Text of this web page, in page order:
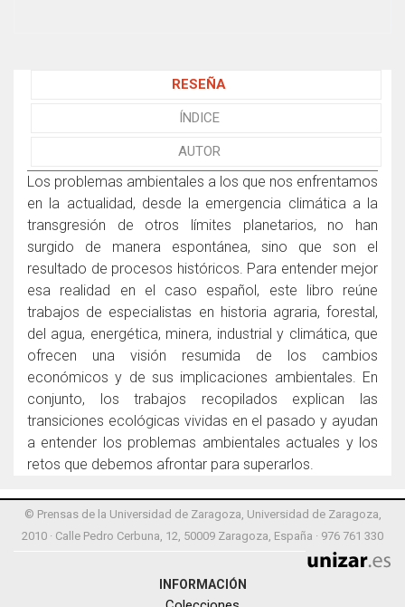
RESEÑA
ÍNDICE
AUTOR
Los problemas ambientales a los que nos enfrentamos
en la actualidad, desde la emergencia climática a la
transgresión de otros límites planetarios, no han
surgido de manera espontánea, sino que son el
resultado de procesos históricos. Para entender mejor
esa realidad en el caso español, este libro reúne
trabajos de especialistas en historia agraria, forestal,
del agua, energética, minera, industrial y climática, que
ofrecen una visión resumida de los cambios
económicos y de sus implicaciones ambientales. En
conjunto, los trabajos recopilados explican las
transiciones ecológicas vividas en el pasado y ayudan
a entender los problemas ambientales actuales y los
retos que debemos afrontar para superarlos.
© Prensas de la Universidad de Zaragoza, Universidad de Zaragoza,
2010 · Calle Pedro Cerbuna, 12, 50009 Zaragoza, España · 976 761 330
INFORMACIÓN